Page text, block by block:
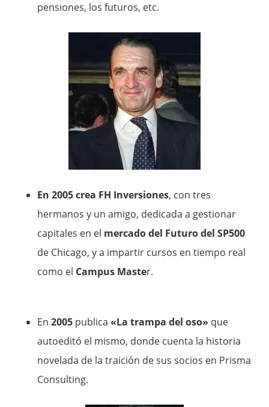
pensiones, los futuros, etc.
En 2005 crea FH Inversiones, con tres
hermanos y un amigo, dedicada a gestionar
capitales en el mercado del Futuro del SP500
de Chicago, y a impartir cursos en tiempo real
como el Campus Master.
En2005 publica«La trampa del oso» que
autoeditó el mismo, donde cuenta la historia
novelada de la traición de sus socios en Prisma
Consulting.